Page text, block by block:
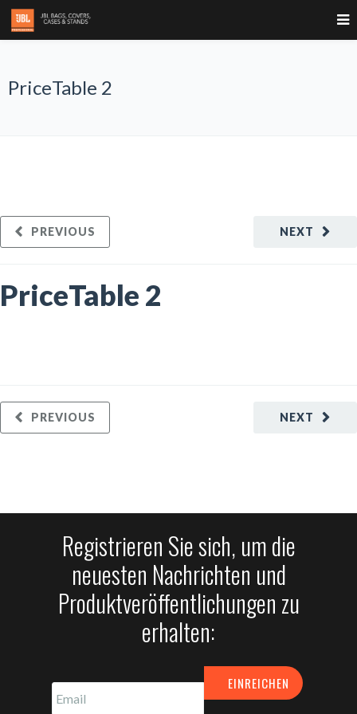
PriceTable 2
NEXT
PREVIOUS
PriceTable 2
NEXT
PREVIOUS
Registrieren Sie sich, um die
neuesten Nachrichten und
Produktveröffentlichungen zu
erhalten: